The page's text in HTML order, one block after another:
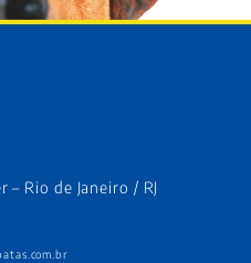
Rio de Janeiro / RJ